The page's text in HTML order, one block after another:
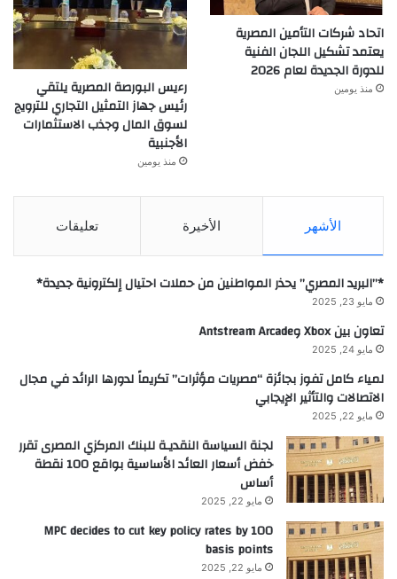
اتحاد شركات التأمين المصرية
يعتمد تشكيل اللجان الفنية
للدورة الجديدة لعام 2026
منذ يومين
رءيس البورصة المصرية يلتقي
رئيس جهاز التمثيل التجاري للترويج
لسوق المال وجذب الاستثمارات
الأجنبية
منذ يومين
الأشهر الأخيرة تعليقات
*”البريد المصري” يحذر المواطنين من حملات احتيال إلكترونية جديدة*
مايو 23, 2025
تعاون بين Xbox وAntstream Arcade
مايو 24, 2025
لمياء كامل تفوز بجائزة “مصريات مؤثرات” تكريماً لدورها الرائد في مجال
الاتصالات والتأثير الإيجابي
مايو 22, 2025
لجنة السياسة النقديـة للبنك المركزي المصرى تقرر
خفض أسعار العائد الأساسية بواقع 100 نقطة
أساس
مايو 22, 2025
MPC decides to cut key policy rates by 100
basis points
مايو 22, 2025